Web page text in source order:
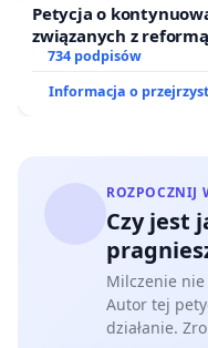
Petycja o
związanych z
734 podpisów
Informacja o
ROZPOCZNIJ
Czy jest
Milczenie
Autor tej
działanie.